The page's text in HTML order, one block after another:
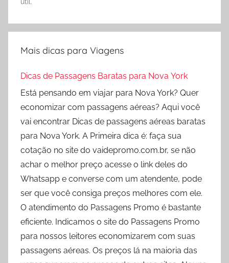
útil.
Mais dicas para Viagens
Dicas de Passagens Baratas para Nova York
Está pensando em viajar para Nova York? Quer
economizar com passagens aéreas? Aqui você
vai encontrar Dicas de passagens aéreas baratas
para Nova York. A Primeira dica é: faça sua
cotação no site do vaidepromo.com.br, se não
achar o melhor preço acesse o link deles do
Whatsapp e converse com um atendente, pode
ser que você consiga preços melhores com ele.
O atendimento do Passagens Promo é bastante
eficiente. Indicamos o site do Passagens Promo
para nossos leitores economizarem com suas
passagens aéreas. Os preços lá na maioria das